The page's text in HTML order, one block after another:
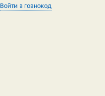
Войти в говнокод